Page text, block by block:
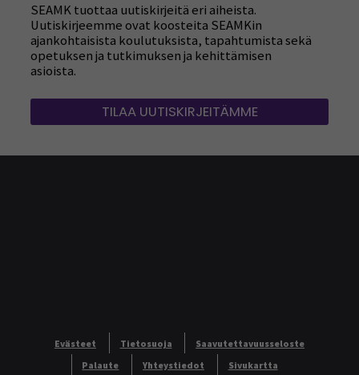
SEAMK tuottaa uutiskirjeitä eri aiheista.
Uutiskirjeemme ovat koosteita SEAMKin
ajankohtaisista koulutuksista, tapahtumista sekä
opetuksen ja tutkimuksen ja kehittämisen
asioista.
TILAA UUTISKIRJEITÄMME
Evästeet Tietosuoja
Saavutettavuusseloste
Palaute
Yhteystiedot Sivukartta